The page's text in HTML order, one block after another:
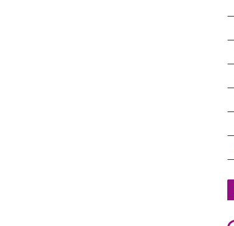
Escribe tu correo electrónico…